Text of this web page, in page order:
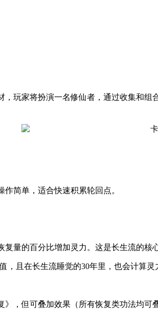
，玩家将扮演一名修仙者，通过收集和
简单，适合快速积累轮回点。
复量的百分比增加灵力。这是长生流的
，且在长生流睡觉的30年里，也会计算灵
》，但可叠加效果（所有恢复类功法均可